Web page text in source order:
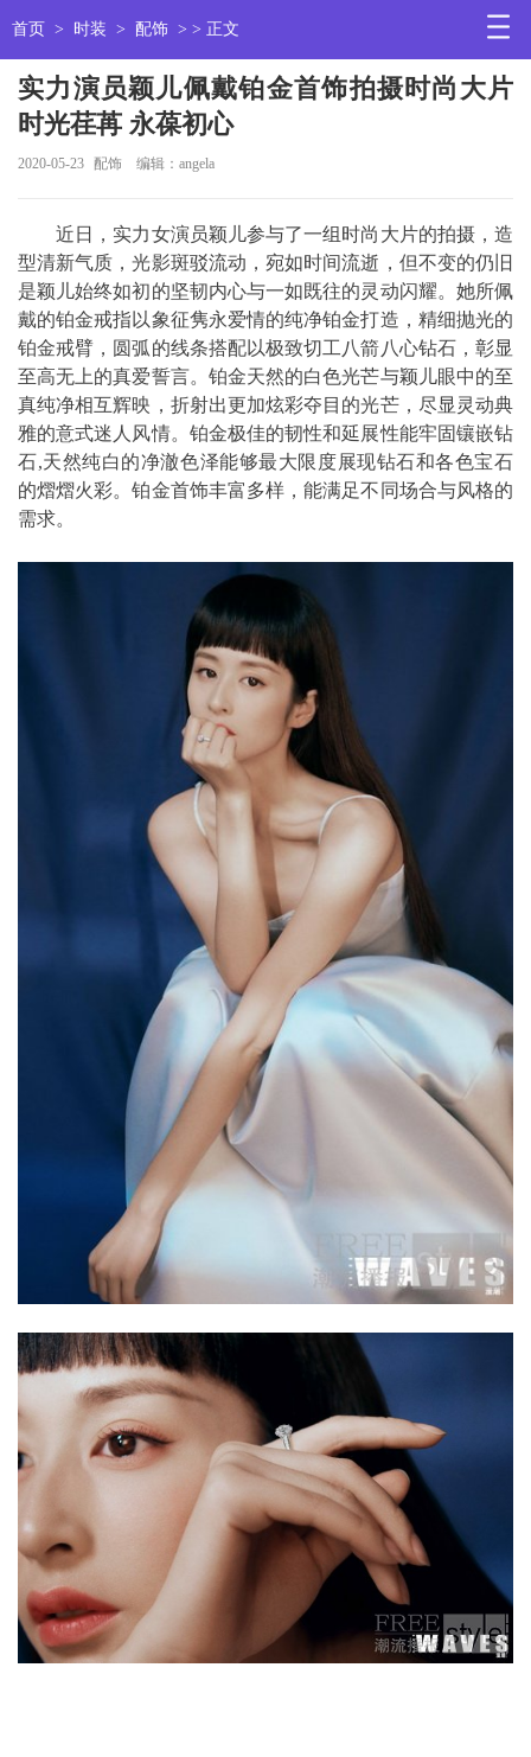
首页 > 时装 > 配饰 > > 正文
实力演员颖儿佩戴铂金首饰拍摄时尚大片
时光荏苒 永葆初心
2020-05-23 配饰 编辑：angela
近日，实力女演员颖儿参与了一组时尚大片的拍摄，造
型清新气质，光影斑驳流动，宛如时间流逝，但不变的仍旧
是颖儿始终如初的坚韧内心与一如既往的灵动闪耀。她所佩
戴的铂金戒指以象征隽永爱情的纯净铂金打造，精细抛光的
铂金戒臂，圆弧的线条搭配以极致切工八箭八心钻石，彰显
至高无上的真爱誓言。铂金天然的白色光芒与颖儿眼中的至
真纯净相互辉映，折射出更加炫彩夺目的光芒，尽显灵动典
雅的意式迷人风情。铂金极佳的韧性和延展性能牢固镶嵌钻
石,天然纯白的净澈色泽能够最大限度展现钻石和各色宝石
的熠熠火彩。铂金首饰丰富多样，能满足不同场合与风格的
需求。